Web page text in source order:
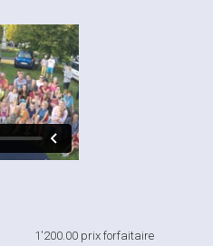
1'200.00 prix forfaitaire